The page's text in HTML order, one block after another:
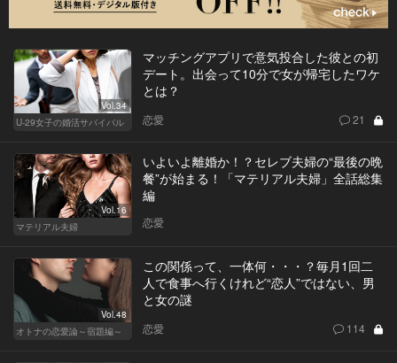
Vol.34
U-29女子の婚活サバイバル
マッチングアプリで意気投合した彼との初
デート。出会って10分で女が帰宅したワケ
とは？
恋愛 21
Vol.16
マテリアル夫婦
いよいよ離婚か！？セレブ夫婦の“最後の晩
餐”が始まる！「マテリアル夫婦」全話総集
編
恋愛
Vol.48
オトナの恋愛論～宿題編～
この関係って、一体何・・・？毎月1回二
人で食事へ行くけれど“恋人”ではない、男
と女の謎
恋愛 114